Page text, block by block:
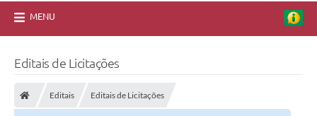
MENU
Editais de Licitações
Editais Editais de Licitações